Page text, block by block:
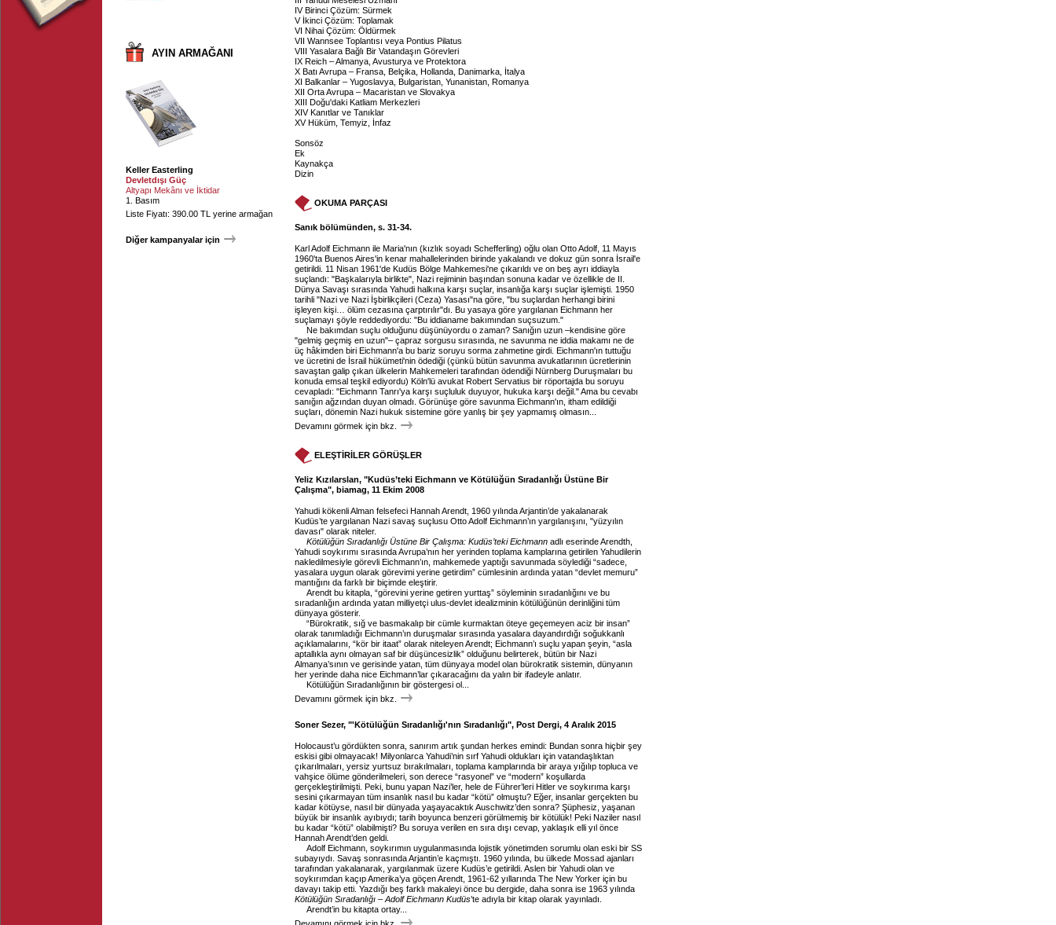
AYIN ARMAĞANI
Keller Easterling
Devletdışı Güç
Altyapı Mekânı ve İktidar
1. Basım
Liste Fiyatı: 390.00 TL yerine armağan
Diğer kampanyalar için
IV Birinci Çözüm: Sürmek
V İkinci Çözüm: Toplamak
VI Nihai Çözüm: Öldürmek
VII Wannsee Toplantısı veya Pontius Pilatus
VIII Yasalara Bağlı Bir Vatandaşın Görevleri
IX Reich – Almanya, Avusturya ve Protektora
X Batı Avrupa – Fransa, Belçika, Hollanda, Danimarka, İtalya
XI Balkanlar – Yugoslavya, Bulgaristan, Yunanistan, Romanya
XII Orta Avrupa – Macaristan ve Slovakya
XIII Doğu'daki Katliam Merkezleri
XIV Kanıtlar ve Tanıklar
XV Hüküm, Temyiz, İnfaz
Sonsöz
Ek
Kaynakça
Dizin
OKUMA PARÇASI
Sanık bölümünden, s. 31-34.
Karl Adolf Eichmann ile Maria'nın (kızlık soyadı Schefferling) oğlu olan Otto Adolf, 11 Mayıs
1960'ta Buenos Aires'in kenar mahallelerinden birinde yakalandı ve dokuz gün sonra İsrail'e
getirildi. 11 Nisan 1961'de Kudüs Bölge Mahkemesi'ne çıkarıldı ve on beş ayrı iddiayla
suçlandı: "Başkalarıyla birlikte", Nazi rejiminin başından sonuna kadar ve özellikle de II.
Dünya Savaşı sırasında Yahudi halkına karşı suçlar, insanlığa karşı suçlar işlemişti. 1950
tarihli "Nazi ve Nazi İşbirlikçileri (Ceza) Yasası"na göre, "bu suçlardan herhangi birini
işleyen kişi… ölüm cezasına çarptırılır"dı. Bu yasaya göre yargılanan Eichmann her
suçlamayı şöyle reddediyordu: "Bu iddianame bakımından suçsuzum."
Ne bakımdan suçlu olduğunu düşünüyordu o zaman? Sanığın uzun –kendisine göre
"gelmiş geçmiş en uzun"– çapraz sorgusu sırasında, ne savunma ne iddia makamı ne de
üç hâkimden biri Eichmann'a bu bariz soruyu sorma zahmetine girdi. Eichmann'ın tuttuğu
ve ücretini de İsrail hükümeti'nin ödediği (çünkü bütün savunma avukatlarının ücretlerinin
savaştan galip çıkan ülkelerin Mahkemeleri tarafından ödendiği Nürnberg Duruşmaları bu
konuda emsal teşkil ediyordu) Köln'lü avukat Robert Servatius bir röportajda bu soruyu
cevapladı: "Eichmann Tanrı'ya karşı suçluluk duyuyor, hukuka karşı değil." Ama bu cevabı
sanığın ağzından duyan olmadı. Görünüşe göre savunma Eichmann'ın, itham edildiği
suçları, dönemin Nazi hukuk sistemine göre yanlış bir şey yapmamış olmasın...
Devamını görmek için bkz.
ELEŞTİRİLER GÖRÜŞLER
Yeliz Kızılarslan, "Kudüs’teki Eichmann ve Kötülüğün Sıradanlığı Üstüne Bir
Çalışma", biamag, 11 Ekim 2008
Yahudi kökenli Alman felsefeci Hannah Arendt, 1960 yılında Arjantin’de yakalanarak
Kudüs’te yargılanan Nazi savaş suçlusu Otto Adolf Eichmann’ın yargılanışını, "yüzyılın
davası" olarak niteler.
Kötülüğün Sıradanlığı Üstüne Bir Çalışma: Kudüs’teki Eichmann adlı eserinde Arendth,
Yahudi soykırımı sırasında Avrupa’nın her yerinden toplama kamplarına getirilen Yahudilerin
nakledilmesiyle görevli Eichmann’ın, mahkemede yaptığı savunmada söylediği “sadece,
yasalara uygun olarak görevimi yerine getirdim” cümlesinin ardında yatan “devlet memuru”
mantığını da farklı bir biçimde eleştirir.
Arendt bu kitapla, “görevini yerine getiren yurttaş” söyleminin sıradanlığını ve bu
sıradanlığın ardında yatan milliyetçi ulus-devlet idealizminin kötülüğünün derinliğini tüm
dünyaya gösterir.
“Bürokratik, sığ ve basmakalıp bir cümle kurmaktan öteye geçemeyen aciz bir insan”
olarak tanımladığı Eichmann’ın duruşmalar sırasında yasalara dayandırdığı soğukkanlı
açıklamalarını, “kör bir itaat” olarak niteleyen Arendt; Eichmann’ı suçlu yapan şeyin, “asla
aptallıkla aynı olmayan saf bir düşüncesizlik” olduğunu belirterek, bütün bir Nazi
Almanya’sının ve gerisinde yatan, tüm dünyaya model olan bürokratik sistemin, dünyanın
her yerinde daha nice Eichmann’lar çıkaracağını da yalın bir ifadeyle anlatır.
Kötülüğün Sıradanlığının bir göstergesi ol...
Devamını görmek için bkz.
Soner Sezer, "'Kötülüğün Sıradanlığı'nın Sıradanlığı", Post Dergi, 4 Aralık 2015
Holocaust’u gördükten sonra, sanırım artık şundan herkes emindi: Bundan sonra hiçbir şey
eskisi gibi olmayacak! Milyonlarca Yahudi’nin sırf Yahudi oldukları için vatandaşlıktan
çıkarılmaları, yersiz yurtsuz bırakılmaları, toplama kamplarında bir araya yığılıp topluca ve
vahşice ölüme gönderilmeleri, son derece “rasyonel” ve “modern” koşullarda
gerçekleştirilmişti. Peki, bunu yapan Nazi’ler, hele de Führer’leri Hitler ve soykırıma karşı
sesini çıkarmayan tüm insanlık nasıl bu kadar “kötü” olmuştu? Eğer, insanlar gerçekten bu
kadar kötüyse, nasıl bir dünyada yaşayacaktık Auschwitz’den sonra? Şüphesiz, yaşanan
büyük bir insanlık ayıbıydı; tarih boyunca benzeri görülmemiş bir kötülük! Peki Naziler nasıl
bu kadar “kötü” olabilmişti? Bu soruya verilen en sıra dışı cevap, yaklaşık elli yıl önce
Hannah Arendt’den geldi.
Adolf Eichmann, soykırımın uygulanmasında lojistik yönetimden sorumlu olan eski bir SS
subayıydı. Savaş sonrasında Arjantin’e kaçmıştı. 1960 yılında, bu ülkede Mossad ajanları
tarafından yakalanarak, yargılanmak üzere Kudüs’e getirildi. Aslen bir Yahudi olan ve
soykırımdan kaçıp Amerika’ya göçen Arendt, 1961-62 yıllarında The New Yorker için bu
davayı takip etti. Yazdığı beş farklı makaleyi önce bu dergide, daha sonra ise 1963 yılında
Kötülüğün Sıradanlığı – Adolf Eichmann Kudüs’te adıyla bir kitap olarak yayınladı.
Arendt’in bu kitapta ortay...